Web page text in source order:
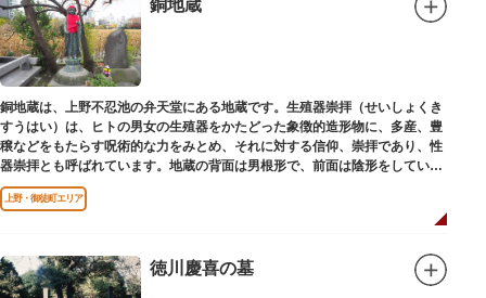
銅地蔵
銅地蔵は、上野不忍池の弁天堂にある地蔵です。生殖器崇拝（せいしょくき
すうはい）は、ヒトの男女の生殖器をかたどった象徴的造形物に、多産、豊
穣などをもたらす呪術的な力をみとめ、それに対する信仰、崇拝であり、性
器崇拝とも呼ばれています。地蔵の背面は男根形で、前面は陰形をしていま
す。
上野・御徒町エリア
徳川慶喜の墓